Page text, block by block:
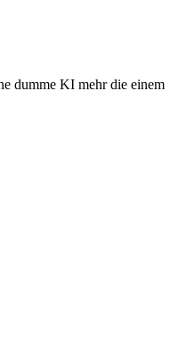
dumme KI mehr die einem